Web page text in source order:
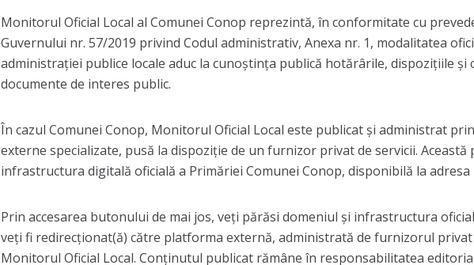
Monitorul Oficial Local al Comunei Conop reprezintă, în conformitate cu
Guvernului nr. 57/2019 privind Codul administrativ, Anexa nr. 1, modalitatea
administrației publice locale aduc la cunoștința publică hotărârile, dispozițiile și
documente de interes public.
În cazul Comunei Conop, Monitorul Oficial Local este publicat și administrat
externe specializate, pusă la dispoziție de un furnizor privat de servicii.
infrastructura digitală oficială a Primăriei Comunei Conop, disponibilă la
Prin accesarea butonului de mai jos, veți părăsi domeniul și infrastructura
veți fi redirecționat(ă) către platforma externă, administrată de furnizorul
Monitorul Oficial Local. Conținutul publicat rămâne în responsabilitatea